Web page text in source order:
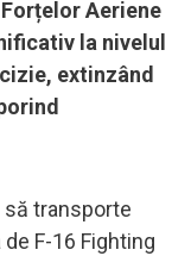
Aeriene
la nivelul
extinzând
să transporte
F-16 Fighting